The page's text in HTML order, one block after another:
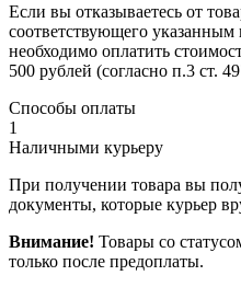
Если вы отказываетесь от
соответствующего указанным
необходимо оплатить
500 рублей (согласно п.3 ст.
Способы оплаты
1
Наличными курьеру
При получении товара вы
документы, которые курьер
Внимание! Товары со
только после предоплаты.